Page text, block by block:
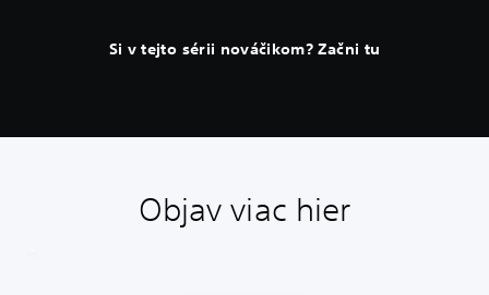
Si v tejto sérii nováčikom? Začni tu
Objav viac hier